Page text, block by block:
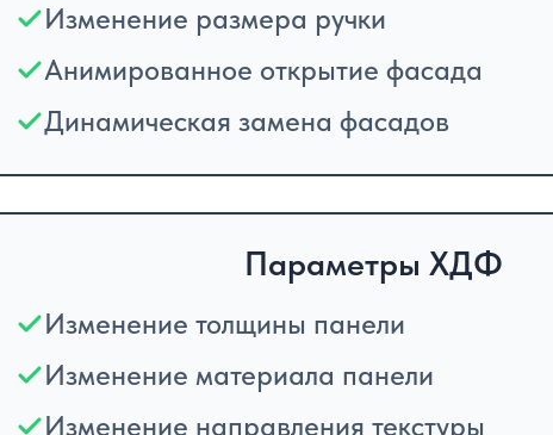
Изменение размера ручки
Анимированное открытие фасада
Динамическая замена фасадов
Параметры ХДФ
Изменение толщины панели
Изменение материала панели
Изменение направления текстуры